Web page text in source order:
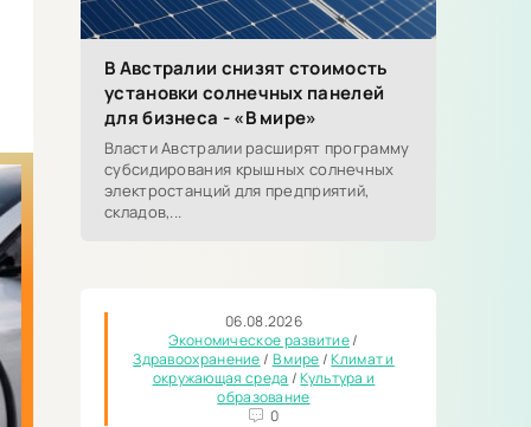
В Австралии снизят стоимость
установки солнечных панелей
для бизнеса - «В мире»
Власти Австралии расширят программу
субсидирования крышных солнечных
электростанций для предприятий,
складов,...
06.08.2026
Экономическое развитие/
Здравоохранение/ В мире/Климат и
окружающая среда /Культура и
образование
0